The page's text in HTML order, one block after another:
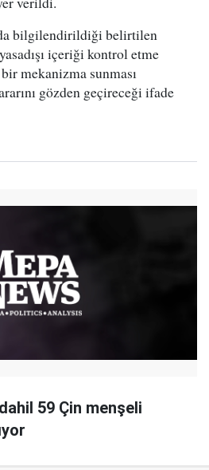
bilgilendirildiği belirtilen
içeriği kontrol etme
mekanizma sunması
gözden geçireceği ifade
59 Çin menşeli